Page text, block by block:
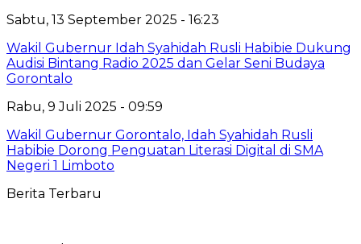
Sabtu, 13 September 2025 - 16:23
Wakil Gubernur Idah Syahidah Rusli Habibie Dukung
Audisi Bintang Radio 2025 dan Gelar Seni Budaya
Gorontalo
Rabu, 9 Juli 2025 - 09:59
Wakil Gubernur Gorontalo, Idah Syahidah Rusli
Habibie Dorong Penguatan Literasi Digital di SMA
Negeri 1 Limboto
Berita Terbaru